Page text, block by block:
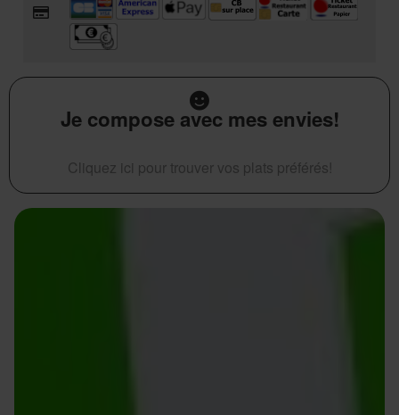
Je compose avec mes envies!
Cliquez ici pour trouver vos plats préférés!